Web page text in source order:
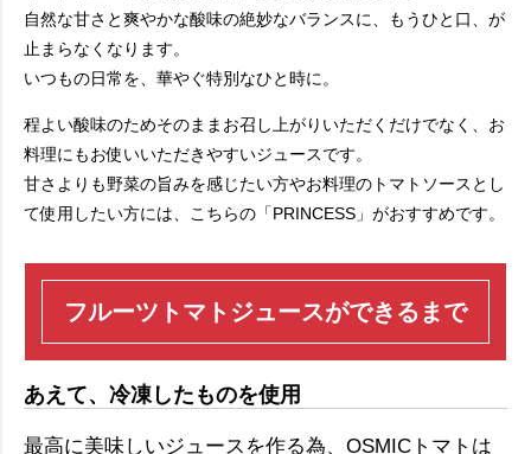
自然な甘さと爽やかな酸味の絶妙なバランスに、もうひと口、が
止まらなくなります。
いつもの日常を、華やぐ特別なひと時に。
程よい酸味のためそのままお召し上がりいただくだけでなく、お
料理にもお使いいただきやすいジュースです。
甘さよりも野菜の旨みを感じたい方やお料理のトマトソースとし
て使用したい方には、こちらの「PRINCESS」がおすすめです。
フルーツトマトジュースができるまで
あえて、冷凍したものを使用
最高に美味しいジュースを作る為、OSMICトマトは